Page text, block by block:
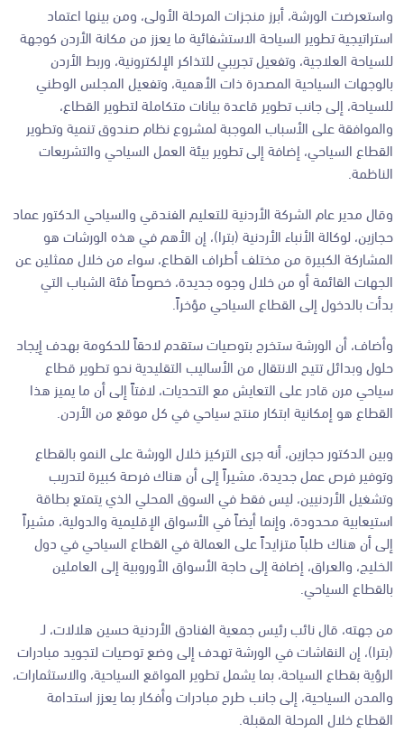
واستعرضت الورشة، أبرز منجزات المرحلة الأولى، ومن بينها اعتماد
استراتيجية تطوير السياحة الاستشفائية ما يعزز من مكانة الأردن كوجهة
للسياحة العلاجية، وتفعيل تجريبي للتذاكر الإلكترونية، وربط الأردن
بالوجهات السياحية المصدرة ذات الأهمية، وتفعيل المجلس الوطني
للسياحة، إلى جانب تطوير قاعدة بيانات متكاملة لتطوير القطاع،
والموافقة على الأسباب الموجبة لمشروع نظام صندوق تنمية وتطوير
القطاع السياحي، إضافة إلى تطوير بيئة العمل السياحي والتشريعات
الناظمة.
وقال مدير عام الشركة الأردنية للتعليم الفندقي والسياحي الدكتور عماد
حجازين، لوكالة الأنباء الأردنية (بترا)، إن الأهم في هذه الورشات هو
المشاركة الكبيرة من مختلف أطراف القطاع، سواء من خلال ممثلين عن
الجهات القائمة أو من خلال وجوه جديدة، خصوصاً فئة الشباب التي
بدأت بالدخول إلى القطاع السياحي مؤخراً.
وأضاف، أن الورشة ستخرج بتوصيات ستقدم لاحقاً للحكومة بهدف إيجاد
حلول وبدائل تتيح الانتقال من الأساليب التقليدية نحو تطوير قطاع
سياحي مرن قادر على التعايش مع التحديات، لافتاً إلى أن ما يميز هذا
القطاع هو إمكانية ابتكار منتج سياحي في كل موقع من الأردن.
وبين الدكتور حجازين، أنه جرى التركيز خلال الورشة على النمو بالقطاع
وتوفير فرص عمل جديدة، مشيراً إلى أن هناك فرصة كبيرة لتدريب
وتشغيل الأردنيين، ليس فقط في السوق المحلي الذي يتمتع بطاقة
استيعابية محدودة، وإنما أيضاً في الأسواق الإقليمية والدولية، مشيراً
إلى أن هناك طلباً متزايداً على العمالة في القطاع السياحي في دول
الخليج، والعراق، إضافة إلى حاجة الأسواق الأوروبية إلى العاملين
بالقطاع السياحي.
من جهته، قال نائب رئيس جمعية الفنادق الأردنية حسين هلالات، لـ
(بترا)، إن النقاشات في الورشة تهدف إلى وضع توصيات لتجويد مبادرات
الرؤية بقطاع السياحة، بما يشمل تطوير المواقع السياحية، والاستثمارات،
والمدن السياحية، إلى جانب طرح مبادرات وأفكار بما يعزز استدامة
القطاع خلال المرحلة المقبلة.